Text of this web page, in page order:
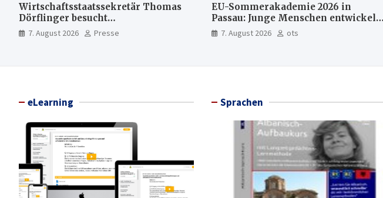
Wirtschaftsstaatssekretär Thomas
Dörflinger besucht
Handwerksbetrieb im
Kammerbezirk Freiburg
7. August 2026 Presse
EU-Sommerakademie 2026 in
Passau: Junge Menschen entwickeln
Ideen für Europas Zukunft
7. August 2026 ots
eLearning Sprachen